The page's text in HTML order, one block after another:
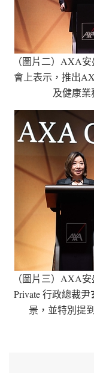
（圖片二）AXA
會上表示，推出
及健康業
（圖片三）AXA
Private 行政總裁
景，並特別提